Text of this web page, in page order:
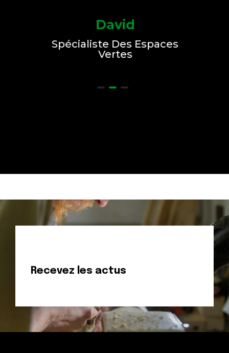
David
Spécialiste Des Espaces
Vertes
Recevez les actus